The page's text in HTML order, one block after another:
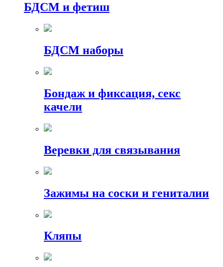
БДСМ и фетиш
БДСМ наборы
Бондаж и фиксация, секс
качели
Веревки для связывания
Зажимы на соски и гениталии
Кляпы